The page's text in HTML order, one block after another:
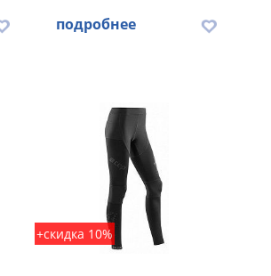
подробнее
+скидка 10%